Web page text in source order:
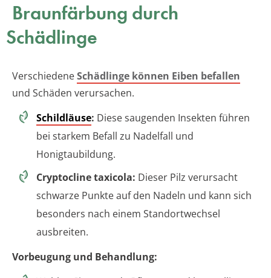
Braunfärbung durch
Schädlinge
VerschiedeneSchädlinge können Eiben befallen
und Schäden verursachen.
Schildläuse: Diese saugenden Insekten führen
bei starkem Befall zu Nadelfall und
Honigtaubildung.
Cryptocline taxicola: Dieser Pilz verursacht
schwarze Punkte auf den Nadeln und kann sich
besonders nach einem Standortwechsel
ausbreiten.
Vorbeugung und Behandlung: